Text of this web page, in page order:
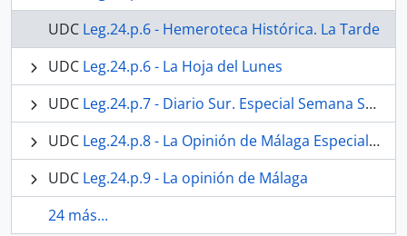
UDC Leg.24.p.6 - Hemeroteca Histórica. La Tarde
UDC Leg.24.p.6 - La Hoja del Lunes
UDC Leg.24.p.7 - Diario Sur. Especial Semana Santa
UDC Leg.24.p.8 - La Opinión de Málaga Especial Semana Santa
UDC Leg.24.p.9 - La opinión de Málaga
24 más...